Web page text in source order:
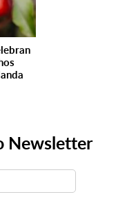
Newsletter